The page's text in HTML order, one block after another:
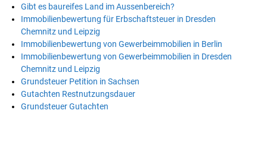
Gibt es baureifes Land im Aussenbereich?
Immobilienbewertung für Erbschaftsteuer in Dresden
Chemnitz und Leipzig
Immobilienbewertung von Gewerbeimmobilien in Berlin
Immobilienbewertung von Gewerbeimmobilien in Dresden
Chemnitz und Leipzig
Grundsteuer Petition in Sachsen
Gutachten Restnutzungsdauer
Grundsteuer Gutachten